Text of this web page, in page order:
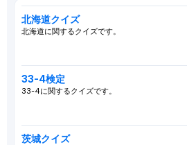
北海道クイズ
北海道に関するクイズです。
33-4検定
33-4に関するクイズです。
茨城クイズ